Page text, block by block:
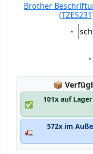
Brother
📦
✅
101x auf
🚛
572x im